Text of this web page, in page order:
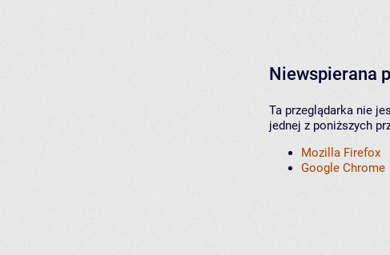
Niewspierana
Ta przeglądarka nie
jednej z poniższych
Mozilla Firefox
Google Chrome